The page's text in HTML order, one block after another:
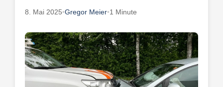
8. Mai 2025•Gregor Meier•1 Minute